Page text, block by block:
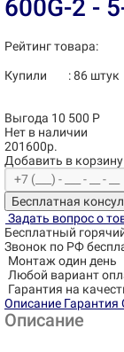
600G-2 -
Рейтинг товара:
Купили :86 штук
Выгода 10 500 Р
Нет в наличии
201600р.
Добавить в корзину
Бесплатная
Задать вопрос о
Бесплатный
Звонок по РФ
Монтаж один день
Любой вариант
Гарантия на
Описание Гарантия
Описание